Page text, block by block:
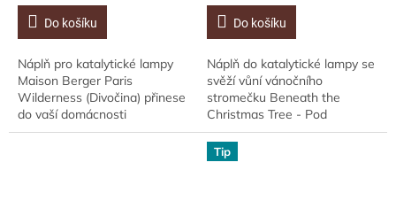
Do košíku
Náplň pro katalytické lampy
Maison Berger Paris
Wilderness (Divočina) přinese
do vaší domácnosti
dobrodružstvím naplněný
Do košíku
Náplň do katalytické lampy se
svěží vůní vánočního
stromečku Beneath the
Christmas Tree - Pod
Vánočním Stromečkem. Svěží
lesní vůně jehličí, která je jako
otevřené dveře do...
Tip